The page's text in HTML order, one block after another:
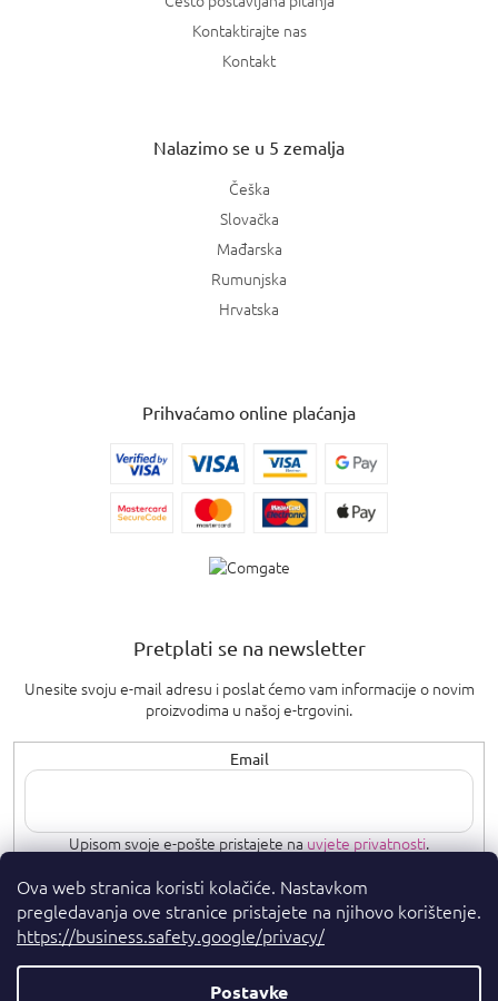
Ova web stranica koristi kolačiće. Nastavkom
pregledavanja ove stranice pristajete na njihovo korištenje.
https://business.safety.google/privacy/
Postavke
Kontaktirajte nas
Kontakt
Nalazimo se u 5 zemalja
Češka
Slovačka
Mađarska
Rumunjska
Hrvatska
Prihvaćamo online plaćanja
Pretplati se na newsletter
Unesite svoju e-mail adresu i poslat ćemo vam informacije o novim
proizvodima u našoj e-trgovini.
Email
Upisom svoje e-pošte pristajete nauvjete privatnosti.
PRETPLATI SE